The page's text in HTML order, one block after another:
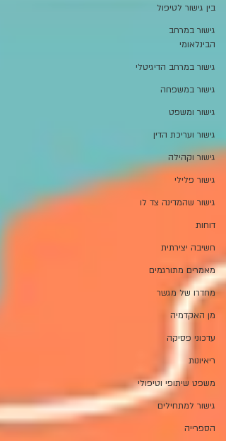
בין גישור לטיפול
גישור במרחב
הבינלאומי
גישור במרחב הדיגיטלי
גישור במשפחה
גישור ומשפט
גישור ועריכת הדין
גישור וקהילה
גישור פלילי
גישור שהמדינה צד לו
דוחות
חשיבה יצירתית
מאמרים מתורגמים
מחדרו של מגשר
מן האקדמיה
עדכוני פסיקה
ריאיונות
משפט שיתופי וטיפולי
גישור למתחילים
הספרייה